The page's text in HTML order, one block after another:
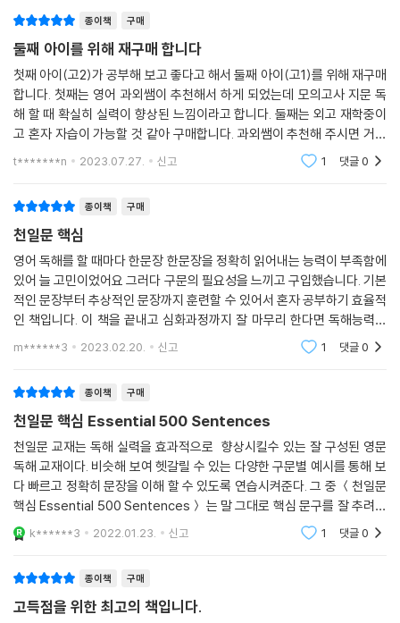
종이책 구매
둘째 아이를 위해 재구매 합니다
첫째 아이(고2)가 공부해 보고 좋다고 해서 둘째 아이(고1)를 위해 재구매
합니다. 첫째는 영어 과외쌤이 추천해서 하게 되었는데 모의고사 지문 독
해 할 때 확실히 실력이 향상된 느낌이라고 합니다. 둘째는 외고 재학중이
고 혼자 자습이 가능할 것 같아 구매합니다. 과외쌤이 추천해 주시면 거의
신뢰하기에 부모인 전 잘 모르지만 좋은 교재일 것 같습니다. 물론 열심히
t*******n 2023.07.27. 신고 1 댓글0
종이책 구매
천일문 핵심
영어 독해를 할 때마다 한문장 한문장을 정확히 읽어내는 능력이 부족함에
있어 늘 고민이었어요 그러다 구문의 필요성을 느끼고 구입했습니다. 기본
적인 문장부터 추상적인 문장까지 훈련할 수 있어서 혼자 공부하기 효율적
인 책입니다. 이 책을 끝내고 심화과정까지 잘 마무리 한다면 독해능력에
있어서 탄탄함을 유지할 수 있을 것 같습니다. 저처럼 독해할 때 겉핥기 식
m******3 2023.02.20. 신고 1 댓글0
종이책 구매
천일문 핵심 Essential 500 Sentences
천일문 교재는 독해 실력을 효과적으로 향상시킬수 있는 잘 구성된 영문
독해 교재이다. 비슷해 보여 헷갈릴 수 있는 다양한 구문별 예시를 통해 보
다 빠르고 정확히 문장을 이해 할 수 있도록 연습시켜준다. 그 중 ＜천일문
핵심 Essential 500 Sentences＞ 는 말 그대로 핵심 문구를 잘 추려낸
특화된 교재라고 생각한다. 방학 중 독해 실력을 보강할 수 있는 시기인 만
큼 천일문교재
k******3 2022.01.23. 신고 1 댓글0
종이책 구매
고득점을 위한 최고의 책입니다.